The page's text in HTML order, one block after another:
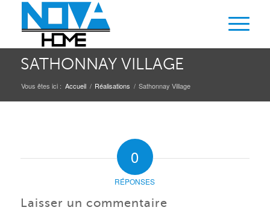
SATHONNAY VILLAGE
Vous êtes ici : Accueil / Réalisations / Sathonnay Village
0
RÉPONSES
Laisser un commentaire